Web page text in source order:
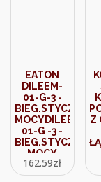
EATON
DILEEM-
01-G-3 -
BIEG.STYCZNIK
MOCYDILEEM-
01-G -3 -
BIEG.STYCZNIK
MOCY
(51650)
162.59zł
Z